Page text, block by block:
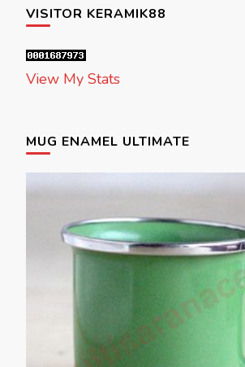
VISITOR KERAMIK88
View My Stats
MUG ENAMEL ULTIMATE